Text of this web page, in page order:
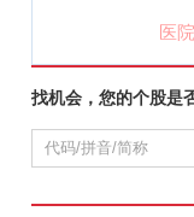
医
找机会，您的个股是